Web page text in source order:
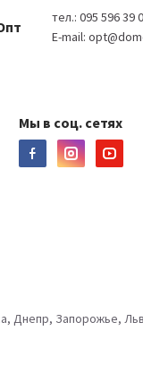
тел.: 095 596 39
E-mail:
Мы в соц. сетях
Днепр, Запорожье,